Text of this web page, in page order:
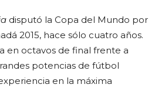
disputó la Copa del Mundo por
2015, hace sólo cuatro años.
en octavos de final frente a
potencias de fútbol
en la máxima